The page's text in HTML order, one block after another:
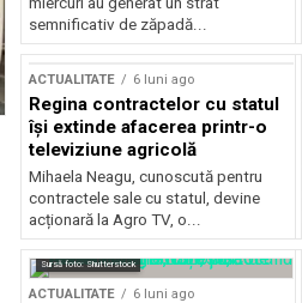
semnificativ de zăpadă...
ACTUALITATE 6 luni ago
Regina contractelor cu statul
își extinde afacerea printr-o
televiziune agricolă
Mihaela Neagu, cunoscută pentru
contractele sale cu statul, devine
acționară la Agro TV, o...
Sursă foto: Shutterstock
ACTUALITATE 6 luni ago